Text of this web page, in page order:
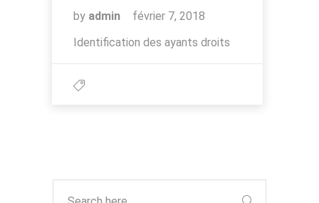
by admin
février 7, 2018
Identification des ayants droits